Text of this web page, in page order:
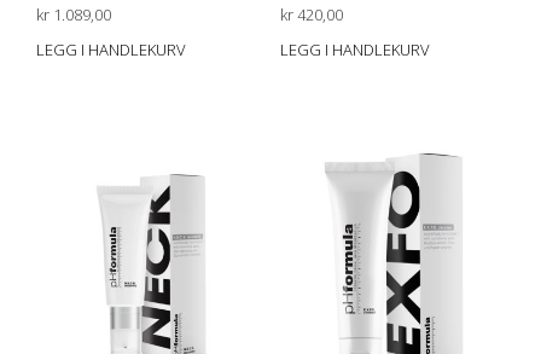
kr 1.089,00
LEGG I HANDLEKURV
kr420,00
LEGG I HANDLEKURV